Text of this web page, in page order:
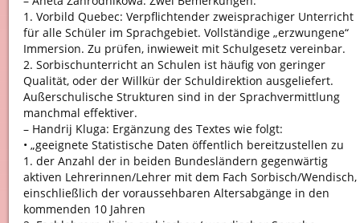
1. Vorbild Quebec: Verpflichtender zweisprachiger Unterricht
für alle Schüler im Sprachgebiet. Vollständige „erzwungene“
Immersion. Zu prüfen, inwieweit mit Schulgesetz vereinbar.
2. Sorbischunterricht an Schulen ist häufig von geringer
Qualität, oder der Willkür der Schuldirektion ausgeliefert.
Außerschulische Strukturen sind in der Sprachvermittlung
manchmal effektiver.
– Handrij Kluga: Ergänzung des Textes wie folgt:
• „geeignete Statistische Daten öffentlich bereitzustellen zu
1. der Anzahl der in beiden Bundesländern gegenwärtig
aktiven Lehrerinnen/Lehrer mit dem Fach Sorbisch/Wendisch,
einschließlich der voraussehbaren Altersabgänge in den
kommenden 10 Jahren